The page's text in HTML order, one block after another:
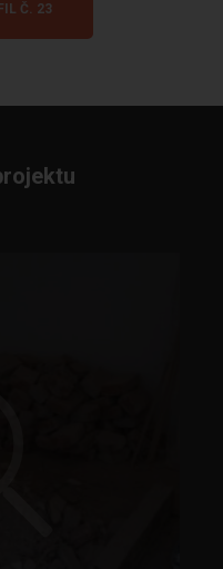
Č. 23